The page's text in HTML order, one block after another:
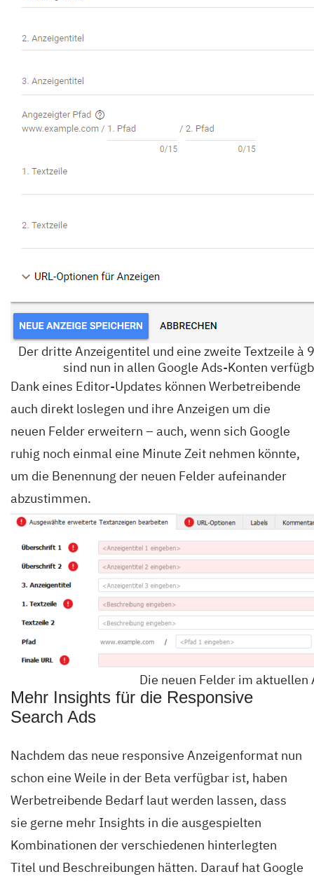
Der dritte Anzeigentitel und eine zweite Textzeile à
sind nun in allen Google Ads-Konten
Dank eines Editor-Updates können Werbetreibende
auch direkt loslegen und ihre Anzeigen um die
neuen Felder erweitern – auch, wenn sich Google
ruhig noch einmal eine Minute Zeit nehmen könnte,
um die Benennung der neuen Felder aufeinander
abzustimmen.
Die neuen Felder im aktuellen
Mehr Insights für die Responsive
Search Ads
Nachdem das neue responsive Anzeigenformat nun
schon eine Weile in der Beta verfügbar ist, haben
Werbetreibende Bedarf laut werden lassen, dass
sie gerne mehr Insights in die ausgespielten
Kombinationen der verschiedenen hinterlegten
Titel und Beschreibungen hätten. Darauf hat Google